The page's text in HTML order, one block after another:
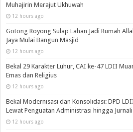
Muhajirin Merajut Ukhuwah
12 hours ago
Gotong Royong Sulap Lahan Jadi Rumah
Jaya Mulai Bangun Masjid
12 hours ago
Bekal 29 Karakter Luhur, CAI ke-47 LDII
Emas dan Religius
12 hours ago
Bekal Modernisasi dan Konsolidasi: DPD
Lewat Penguatan Administrasi hingga
12 hours ago